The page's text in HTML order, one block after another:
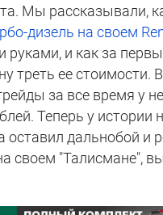
Мы рассказывали,
дизель на своем
руками, и как за
треть ее стоимости.
за все время у
Теперь у истории
оставил дальнобой и
своем "Талисмане",